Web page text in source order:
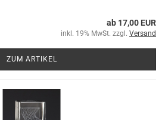
ab 17,00 EUR
inkl. 19% MwSt. zzgl. Versand
ZUM ARTIKEL